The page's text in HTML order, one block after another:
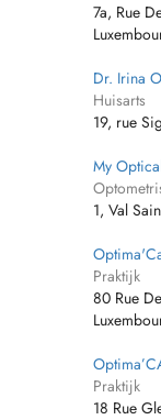
7a, Rue
Dr. Irina
Huisarts
19, rue
My
1, Val
Praktijk
80 Rue
Praktijk
18 Rue